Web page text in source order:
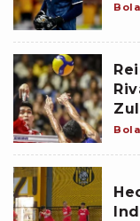
Bola
Bola